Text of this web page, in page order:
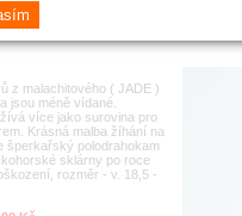
z malachitového ( JADE )
jsou méně vídané.
více jako surovina pro
Krásná malba žíhání na
šperkařský polodrahokam
sklárny po roce
rozměr - v. 18,5 -